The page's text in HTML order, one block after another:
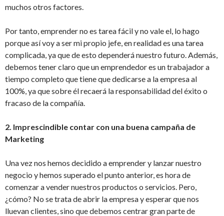
muchos otros factores.
Por tanto, emprender no es tarea fácil y no vale el, lo hago
porque así voy a ser mi propio jefe, en realidad es una tarea
complicada, ya que de esto dependerá nuestro futuro. Además,
debemos tener claro que un emprendedor es un trabajador a
tiempo completo que tiene que dedicarse a la empresa al
100%, ya que sobre él recaerá la responsabilidad del éxito o
fracaso de la compañía.
2. Imprescindible contar con una buena campaña de
Marketing
Una vez nos hemos decidido a emprender y lanzar nuestro
negocio y hemos superado el punto anterior, es hora de
comenzar a vender nuestros productos o servicios. Pero,
¿cómo? No se trata de abrir la empresa y esperar que nos
lluevan clientes, sino que debemos centrar gran parte de